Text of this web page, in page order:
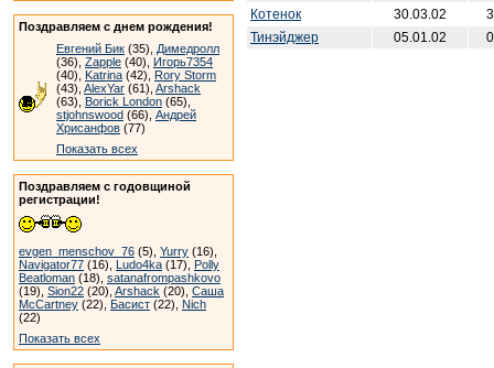
Поздравляем с днем рождения!
Евгений Бик (35), Димедролл
(36), Zapple (40), Игорь7354
(40), Katrina (42), Rory Storm
(43), AlexYar (61), Arshack
(63), Borick London (65),
stjohnswood (66), Андрей
Хрисанфов (77)
Показать всех
Поздравляем с годовщиной
регистрации!
evgen_menschov_76 (5), Yurry (16),
Navigator77 (16), Ludo4ka (17), Polly
Beatloman (18), satanafrompashkovo
(19), Sion22 (20), Arshack (20), Саша
McCartney (22), Басист (22), Nich
(22)
Показать всех
Котенок
30.03.02
Тинэйджер
05.01.02